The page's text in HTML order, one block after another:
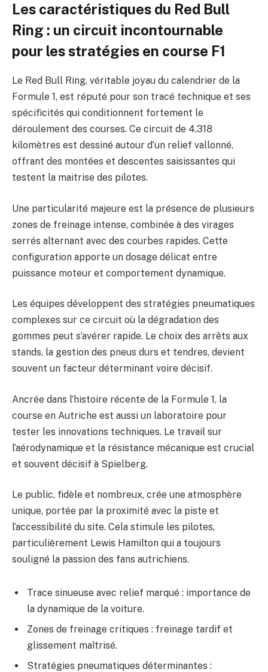
Les caractéristiques du Red Bull
Ring : un circuit incontournable
pour les stratégies en course F1
Le Red Bull Ring, véritable joyau du calendrier de la
Formule 1, est réputé pour son tracé technique et ses
spécificités qui conditionnent fortement le
déroulement des courses. Ce circuit de 4,318
kilomètres est dessiné autour d’un relief vallonné,
offrant des montées et descentes saisissantes qui
testent la maitrise des pilotes.
Une particularité majeure est la présence de plusieurs
zones de freinage intense, combinée à des virages
serrés alternant avec des courbes rapides. Cette
configuration apporte un dosage délicat entre
puissance moteur et comportement dynamique.
Les équipes développent des stratégies pneumatiques
complexes sur ce circuit où la dégradation des
gommes peut s’avérer rapide. Le choix des arrêts aux
stands, la gestion des pneus durs et tendres, devient
souvent un facteur déterminant voire décisif.
Ancrée dans l’histoire récente de la Formule 1, la
course en Autriche est aussi un laboratoire pour
tester les innovations techniques. Le travail sur
l’aérodynamique et la résistance mécanique est crucial
et souvent décisif à Spielberg.
Le public, fidèle et nombreux, crée une atmosphère
unique, portée par la proximité avec la piste et
l’accessibilité du site. Cela stimule les pilotes,
particulièrement Lewis Hamilton qui a toujours
souligné la passion des fans autrichiens.
Trace sinueuse avec relief marqué : importance de
la dynamique de la voiture.
Zones de freinage critiques : freinage tardif et
glissement maîtrisé.
Stratégies pneumatiques déterminantes :